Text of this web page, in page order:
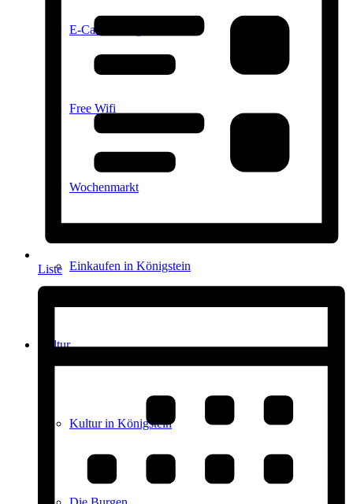
E-Car-Sharing
Free Wifi
Wochenmarkt
Einkaufen in Königstein
Kultur
Kultur in Königstein
Liste